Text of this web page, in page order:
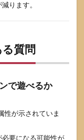
ります。
質問
で遊べるか
性が示されていま
要になる可能性が